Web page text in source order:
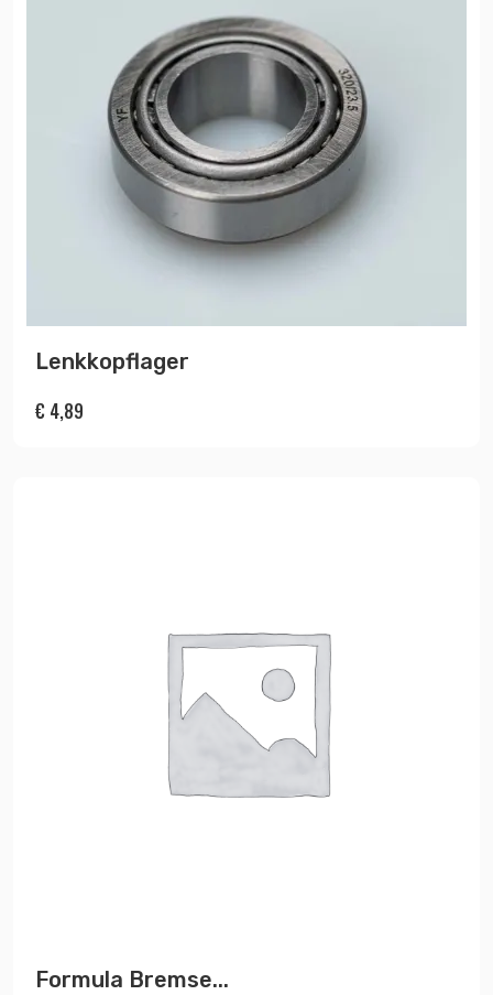
Lenkkopflager
€ 4,89
Formula Bremse...